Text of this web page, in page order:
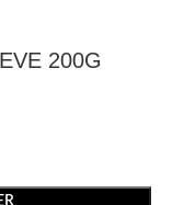
200G